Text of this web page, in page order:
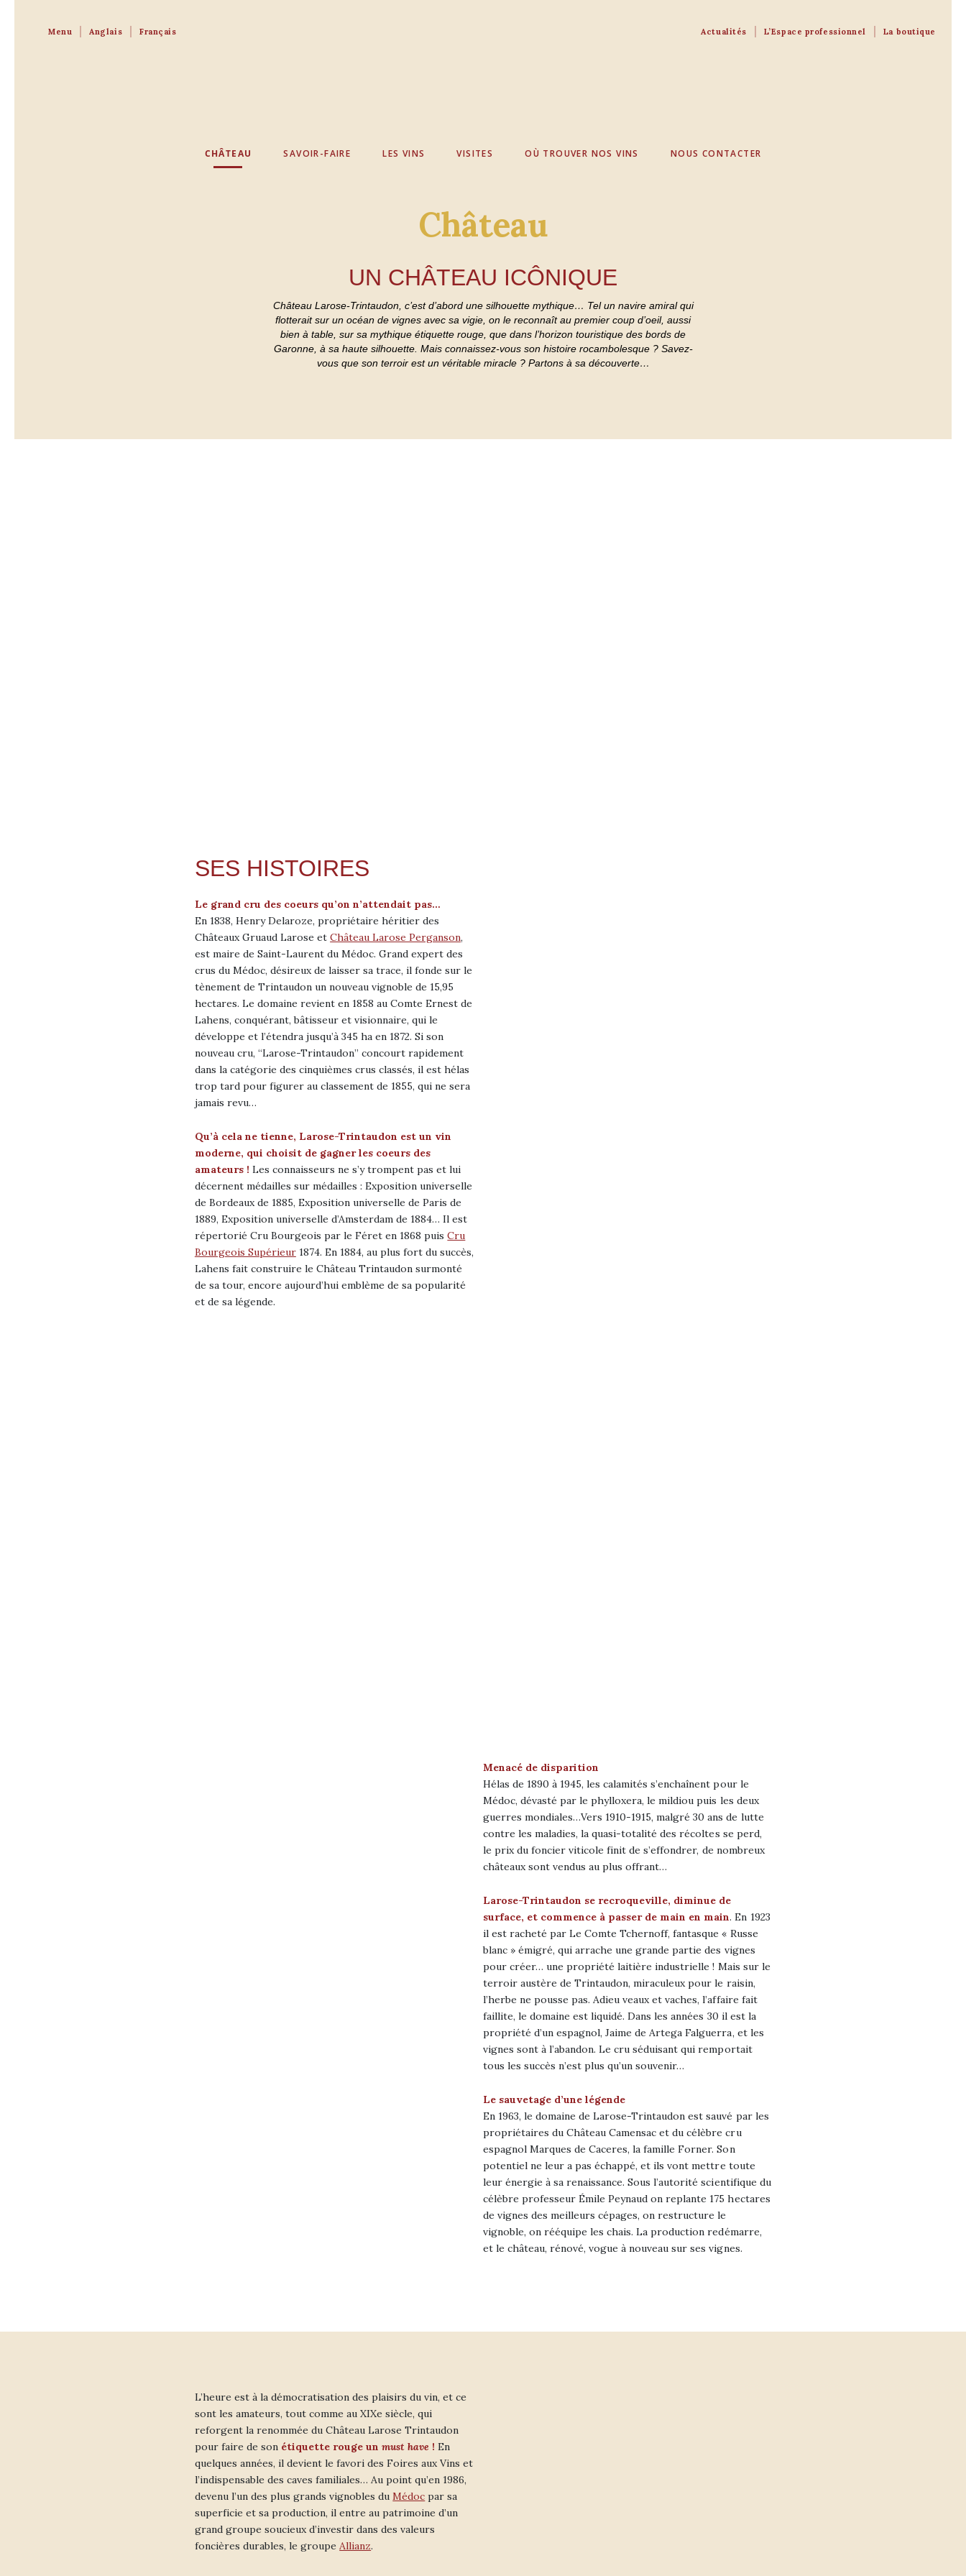
Menu Anglais Français Actualités L’Espace professionnel La boutique
CHÂTEAU SAVOIR-FAIRE LES VINS VISITES OÙ TROUVER NOS VINS NOUS CONTACTER
Château
UN CHÂTEAU ICÔNIQUE
Château Larose-Trintaudon, c’est d’abord une silhouette mythique… Tel un navire amiral qui
flotterait sur un océan de vignes avec sa vigie, on le reconnaît au premier coup d’oeil, aussi
bien à table, sur sa mythique étiquette rouge, que dans l’horizon touristique des bords de
Garonne, à sa haute silhouette. Mais connaissez-vous son histoire rocambolesque ? Savez-
vous que son terroir est un véritable miracle ? Partons à sa découverte…
SES HISTOIRES
Le grand cru des coeurs qu’on n’attendait pas…
En 1838, Henry Delaroze, propriétaire héritier des
Châteaux Gruaud Larose etChâteau Larose Perganson,
est maire de Saint-Laurent du Médoc. Grand expert des
crus du Médoc, désireux de laisser sa trace, il fonde sur le
tènement de Trintaudon un nouveau vignoble de 15,95
hectares. Le domaine revient en 1858 au Comte Ernest de
Lahens, conquérant, bâtisseur et visionnaire, qui le
développe et l’étendra jusqu’à 345 ha en 1872. Si son
nouveau cru, “Larose-Trintaudon” concourt rapidement
dans la catégorie des cinquièmes crus classés, il est hélas
trop tard pour figurer au classement de 1855, qui ne sera
jamais revu…
Qu’à cela ne tienne, Larose-Trintaudon est un vin
moderne, qui choisit de gagner les coeurs des
amateurs ! Les connaisseurs ne s’y trompent pas et lui
décernent médailles sur médailles : Exposition universelle
de Bordeaux de 1885, Exposition universelle de Paris de
1889, Exposition universelle d’Amsterdam de 1884… Il est
répertorié Cru Bourgeois par le Féret en 1868 puisCru
Bourgeois Supérieur1874. En 1884, au plus fort du succès,
Lahens fait construire le Château Trintaudon surmonté
de sa tour, encore aujourd’hui emblème de sa popularité
et de sa légende.
Menacé de disparition
Hélas de 1890 à 1945, les calamités s’enchaînent pour le
Médoc, dévasté par le phylloxera, le mildiou puis les deux
guerres mondiales…Vers 1910-1915, malgré 30 ans de lutte
contre les maladies, la quasi-totalité des récoltes se perd,
le prix du foncier viticole finit de s’effondrer, de nombreux
châteaux sont vendus au plus offrant…
Larose-Trintaudon se recroqueville, diminue de
surface, et commence à passer de main en main. En 1923
il est racheté par Le Comte Tchernoff, fantasque « Russe
blanc » émigré, qui arrache une grande partie des vignes
pour créer… une propriété laitière industrielle ! Mais sur le
terroir austère de Trintaudon, miraculeux pour le raisin,
l’herbe ne pousse pas. Adieu veaux et vaches, l’affaire fait
faillite, le domaine est liquidé. Dans les années 30 il est la
propriété d’un espagnol, Jaime de Artega Falguerra, et les
vignes sont à l’abandon. Le cru séduisant qui remportait
tous les succès n’est plus qu’un souvenir…
Le sauvetage d’une légende
En 1963, le domaine de Larose-Trintaudon est sauvé par les
propriétaires du Château Camensac et du célèbre cru
espagnol Marques de Caceres, la famille Forner. Son
potentiel ne leur a pas échappé, et ils vont mettre toute
leur énergie à sa renaissance. Sous l’autorité scientifique du
célèbre professeur Émile Peynaud on replante 175 hectares
de vignes des meilleurs cépages, on restructure le
vignoble, on rééquipe les chais. La production redémarre,
et le château, rénové, vogue à nouveau sur ses vignes.
L’heure est à la démocratisation des plaisirs du vin, et ce
sont les amateurs, tout comme au XIXe siècle, qui
reforgent la renommée du Château Larose Trintaudon
pour faire de son étiquette rouge unmust have ! En
quelques années, il devient le favori des Foires aux Vins et
l’indispensable des caves familiales… Au point qu’en 1986,
devenu l’un des plus grands vignobles duMédoc par sa
superficie et sa production, il entre au patrimoine d’un
grand groupe soucieux d’investir dans des valeurs
foncières durables, le groupeAllianz.